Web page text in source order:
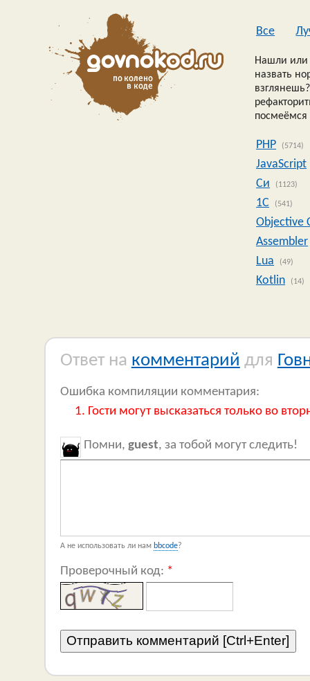
Все
Нашли или
назвать
посмеёмся
PHP (5714)
JavaScript
Си
(1123)
1C (541)
Objective
Assembler
Lua
(49)
Kotlin (14)
Ответ на комментарий для
Ошибка компиляции комментария:
Гости могут высказаться только во
Помни, guest, за тобой могут следить!
А не использовать ли нам bbcode?
Проверочный код: *